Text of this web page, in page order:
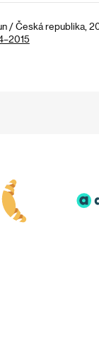
/ Česká republika,